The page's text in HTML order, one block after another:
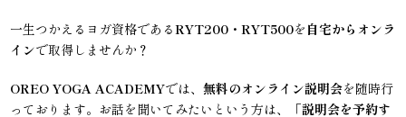
一生つかえるヨガ資格であるRYT200・RYT500を 自宅からオンラ
インで取得しませんか？
OREO YOGA ACADEMYでは、無料のオンライン説明会を随時行
っております。お話を聞いてみたいという方は、「説明会を予約す